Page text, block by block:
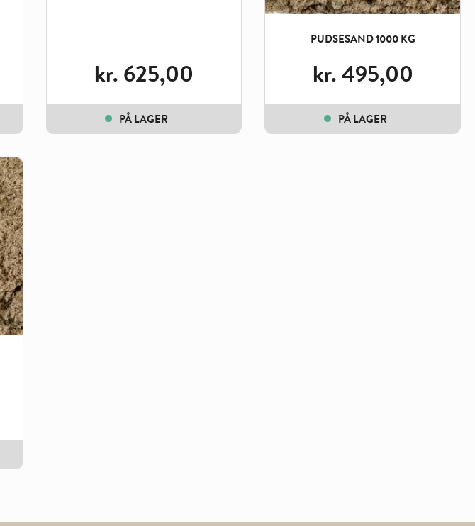
kr.625,00
PÅ LAGER
PUDSESAND 1000 KG
kr.495,00
PÅ LAGER